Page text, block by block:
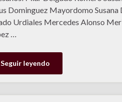
Dominguez Mayordomo
Urdiales Mercedes Alonso
…
Seguir leyendo